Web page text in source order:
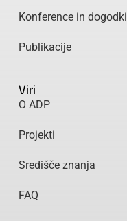
Konference in dogodki
Publikacije
Viri
O ADP
Projekti
Središče znanja
FAQ